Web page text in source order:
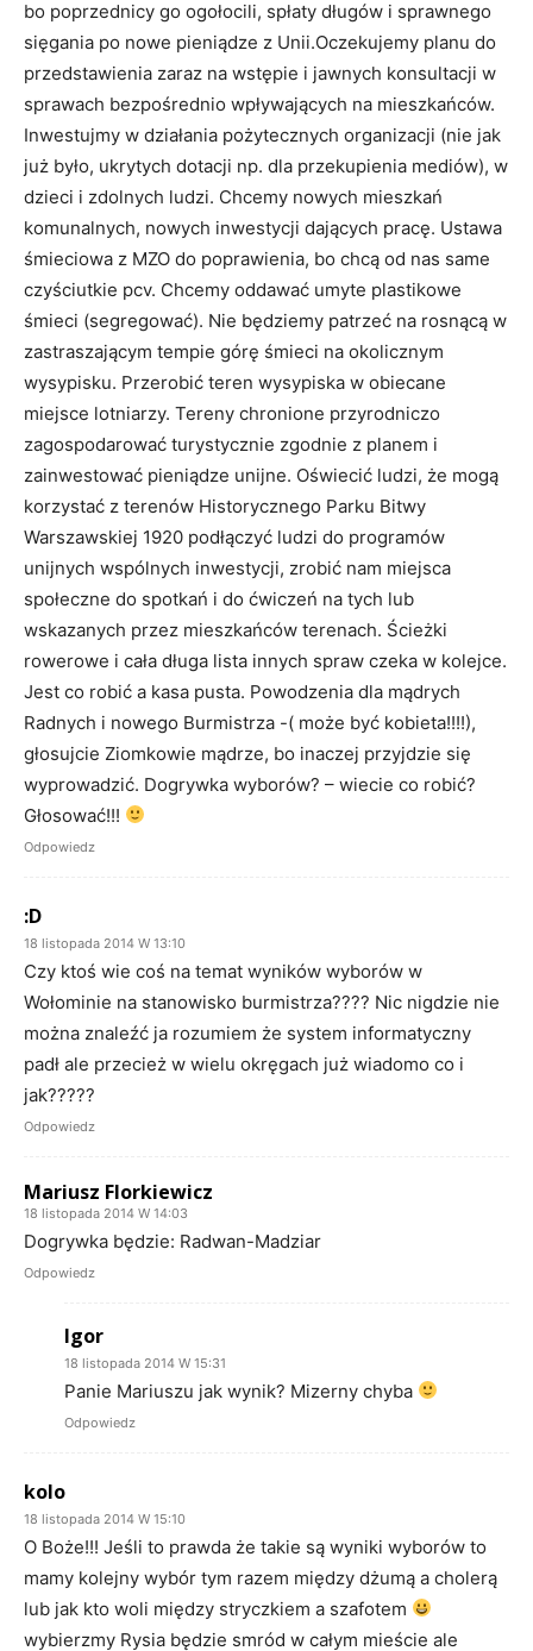
bo poprzednicy go ogołocili, spłaty długów i sprawnego
sięgania po nowe pieniądze z Unii.Oczekujemy planu do
przedstawienia zaraz na wstępie i jawnych konsultacji w
sprawach bezpośrednio wpływających na mieszkańców.
Inwestujmy w działania pożytecznych organizacji (nie jak
już było, ukrytych dotacji np. dla przekupienia mediów), w
dzieci i zdolnych ludzi. Chcemy nowych mieszkań
komunalnych, nowych inwestycji dających pracę. Ustawa
śmieciowa z MZO do poprawienia, bo chcą od nas same
czyściutkie pcv. Chcemy oddawać umyte plastikowe
śmieci (segregować). Nie będziemy patrzeć na rosnącą w
zastraszającym tempie górę śmieci na okolicznym
wysypisku. Przerobić teren wysypiska w obiecane
miejsce lotniarzy. Tereny chronione przyrodniczo
zagospodarować turystycznie zgodnie z planem i
zainwestować pieniądze unijne. Oświecić ludzi, że mogą
korzystać z terenów Historycznego Parku Bitwy
Warszawskiej 1920 podłączyć ludzi do programów
unijnych wspólnych inwestycji, zrobić nam miejsca
społeczne do spotkań i do ćwiczeń na tych lub
wskazanych przez mieszkańców terenach. Ścieżki
rowerowe i cała długa lista innych spraw czeka w kolejce.
Jest co robić a kasa pusta. Powodzenia dla mądrych
Radnych i nowego Burmistrza -( może być kobieta!!!!),
głosujcie Ziomkowie mądrze, bo inaczej przyjdzie się
wyprowadzić. Dogrywka wyborów? – wiecie co robić?
Głosować!!!
Odpowiedz
:D
18 listopada 2014 W 13:10
Czy ktoś wie coś na temat wyników wyborów w
Wołominie na stanowisko burmistrza???? Nic nigdzie nie
można znaleźć ja rozumiem że system informatyczny
padł ale przecież w wielu okręgach już wiadomo co i
jak?????
Odpowiedz
Mariusz Florkiewicz
18 listopada 2014 W 14:03
Dogrywka będzie: Radwan-Madziar
Odpowiedz
Igor
18 listopada 2014 W 15:31
Panie Mariuszu jak wynik? Mizerny chyba
Odpowiedz
kolo
18 listopada 2014 W 15:10
O Boże!!! Jeśli to prawda że takie są wyniki wyborów to
mamy kolejny wybór tym razem między dżumą a cholerą
lub jak kto woli między stryczkiem a szafotem
wybierzmy Rysia będzie smród w całym mieście ale